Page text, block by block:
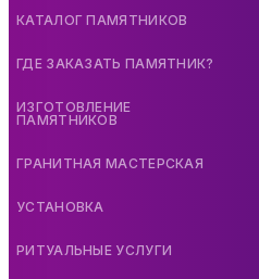
КАТАЛОГ ПАМЯТНИКОВ
ГДЕ ЗАКАЗАТЬ ПАМЯТНИК?
ИЗГОТОВЛЕНИЕ
ПАМЯТНИКОВ
ГРАНИТНАЯ МАСТЕРСКАЯ
УСТАНОВКА
РИТУАЛЬНЫЕ УСЛУГИ